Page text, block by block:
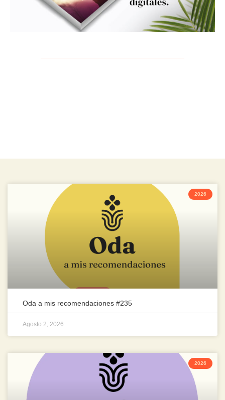
2026
Oda a mis recomendaciones #235
Agosto 2, 2026
2026